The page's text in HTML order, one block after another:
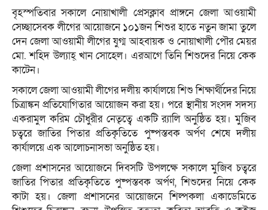
বৃহস্পতিবার সকালে নোয়াখালী প্রেসক্লাব প্রাঙ্গনে জেলা আওয়ামী
সেচ্ছাসেবক লীগের আয়োজনে ১০১জন শিশুর হাতে নতুন জামা তুলে
দেন জেলা আওয়ামী লীগের যুগ্ম আহবায়ক ও নোয়াখালী পৌর মেয়র
মো. শহিদ উল্যাহ্ খান সোহেল। এরআগে তিনি শিশুদের নিয়ে কেক
কাটেন।
সকালে জেলা আওয়ামী লীগের দলীয় কার্যালয়ে শিশু শিক্ষার্থীদের নিয়ে
চিত্রাঙ্কন প্রতিযোগিতার আয়োজন করা হয়। পরে স্থানীয় সংসদ সদস্য
একরামুল করিম চৌধুরীর নেতৃত্বে একটি র‌্যালি অনুষ্ঠিত হয়। মুজিব
চত্বরে জাতির পিতার প্রতিকৃতিতে পুষ্পস্তবক অর্পণ শেষে দলীয়
কার্যালয়ে এক আলোচনাসভা অনুষ্ঠিত হয়।
জেলা প্রশাসনের আয়োজনে দিবসটি উপলক্ষে সকালে মুজিব চত্বরে
জাতির পিতার প্রতিকৃতিতে পুষ্পস্তবক অর্পণ, শিশুদের নিয়ে কেক
কাটা হয়। জেলা প্রশাসনের আয়োজনে শিল্পকলা একাডেমিতে